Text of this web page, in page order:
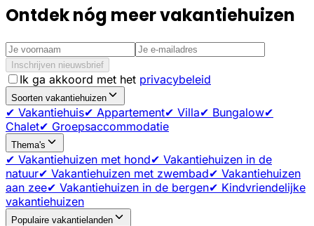
Ontdek nóg meer vakantiehuizen
Inschrijven nieuwsbrief
Ik ga akkoord met het privacybeleid
Soorten vakantiehuizen
✔ Vakantiehuis✔ Appartement✔ Villa✔ Bungalow✔
Chalet✔ Groepsaccommodatie
Thema's
✔ Vakantiehuizen met hond✔ Vakantiehuizen in de
natuur✔ Vakantiehuizen met zwembad✔ Vakantiehuizen
aan zee✔ Vakantiehuizen in de bergen✔ Kindvriendelijke
vakantiehuizen
Populaire vakantielanden